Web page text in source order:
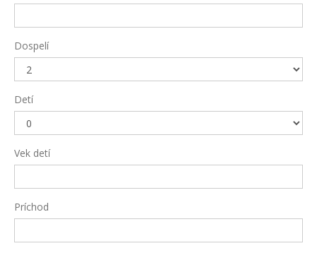
Dospelí
Detí
Vek detí
Príchod